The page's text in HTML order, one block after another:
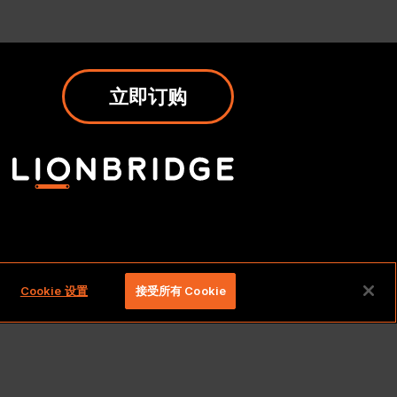
立即订购
Cookie 设置 接受所有 Cookie